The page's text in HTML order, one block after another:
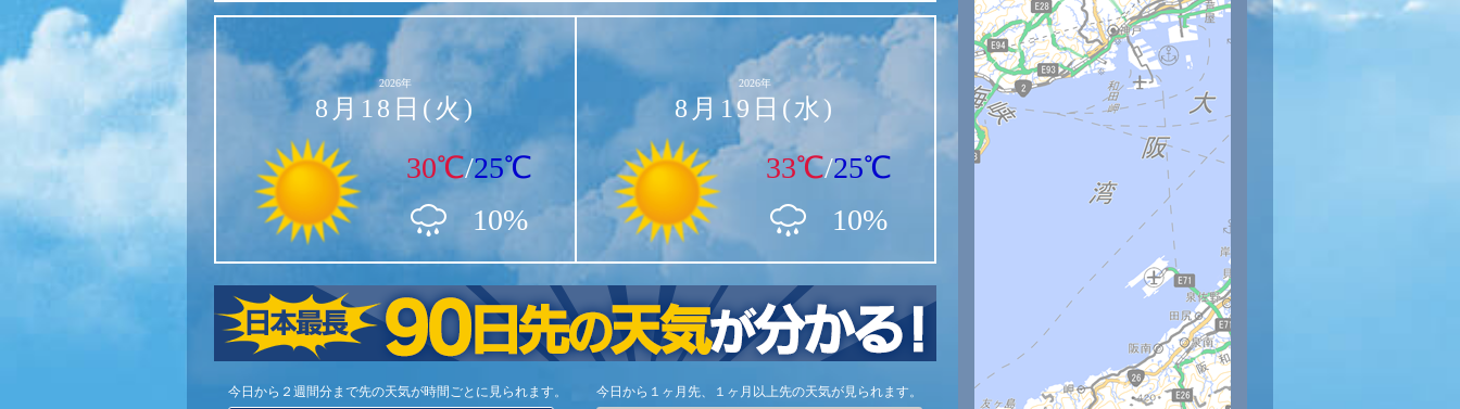
2026年
8月18日(火)
30℃/25℃
10%
2026年
8月19日(水)
33℃/25℃
10%
今日から２週間分まで先の天気が時間ごとに見られます。 今日から１ヶ月先、１ヶ月以上先の天気が見られます。